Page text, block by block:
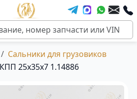
Сальники для грузовиков
25x35x7 1.14886